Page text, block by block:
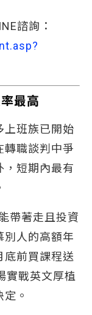
諮詢：
最高
上班族已開始
轉職談判中爭
，短期內最有
帶著走且投資
別人的高額年
底前買課程送
實戰英文厚植
。